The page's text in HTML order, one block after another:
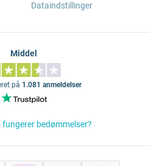
Dataindstillinger
Middel
på 1.081 anmeldelser
fungerer bedømmelser?